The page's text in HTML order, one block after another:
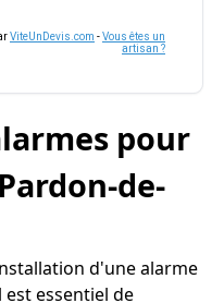
ViteUnDevis.com -Vous êtes un
artisan ?
pour
de-
d'une alarme
est essentiel de